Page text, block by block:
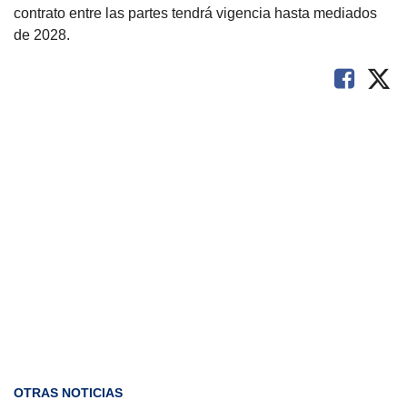
contrato entre las partes tendrá vigencia hasta mediados
de 2028.
OTRAS NOTICIAS